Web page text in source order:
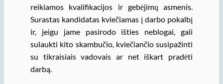
reikiamos kvalifikacijos ir gebėjimų asmenis.
Surastas kandidatas kviečiamas į darbo pokalbį
ir, jeigu jame pasirodo išties neblogai, gali
sulaukti kito skambučio, kviečiančio susipažinti
su tikraisiais vadovais ar net iškart pradėti
darbą.